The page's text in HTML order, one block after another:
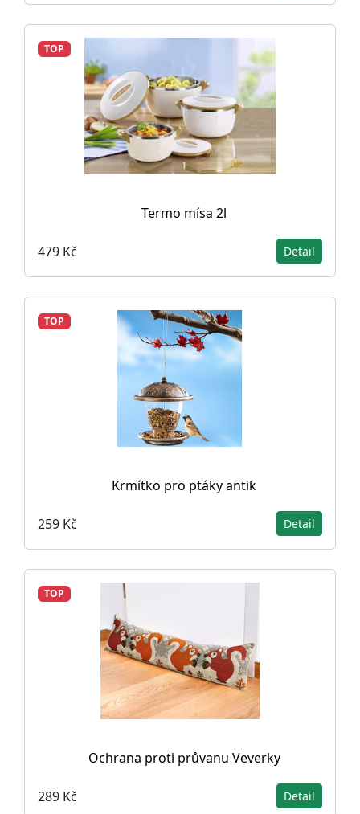
TOP
Termo mísa 2l
479 Kč Detail
TOP
Krmítko pro ptáky antik
259 Kč Detail
TOP
Ochrana proti průvanu Veverky
289 Kč Detail